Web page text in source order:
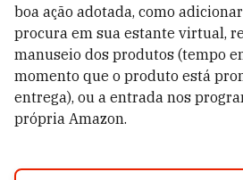
boa ação adotada, como
procura em sua estante virtual,
manuseio dos produtos (tempo
momento que o produto está
entrega), ou a entrada nos
própria Amazon.